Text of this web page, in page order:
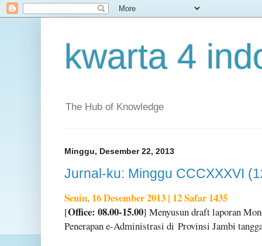
kwarta 4
The Hub of Knowledge
Minggu, Desember 22, 2013
Jurnal-ku: Minggu CCCXXXVI
Senin, 16 Desember 2013 | 12 Safar 1435
[Office: 08.00-15.00] Menyusun draft laporan
Penerapan e-Administrasi di Provinsi Jambi